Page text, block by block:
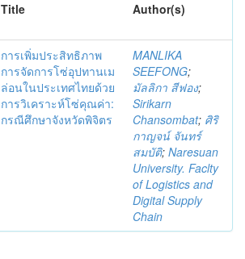
Title Author(s)
การเพิ่มประสิทธิภาพ
การจัดการโซ่อุปทานเม
ล่อนในประเทศไทยด้วย
การวิเคราะห์โซ่คุณค่า:
กรณีศึกษาจังหวัดพิจิตร
MANLIKA
SEEFONG;
มัลลิกา สีฟอง;
Sirikarn
Chansombat; ศิริ
กาญจน์ จันทร์
สมบัติ; Naresuan
University. Faclty
of Logistics and
Digital Supply
Chain